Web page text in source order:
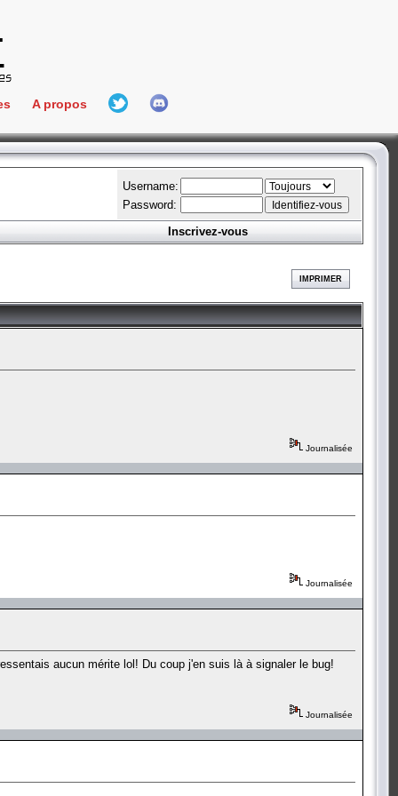
Connect
A propos
L'équipe
Hall Of Fame
Username:
Password:
Inscrivez-vous
IMPRIMER
Journalisée
Journalisée
aucun mérite lol! Du coup j'en suis là à signaler le bug!
Journalisée